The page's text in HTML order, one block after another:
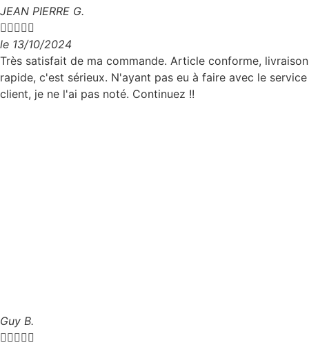
JEAN PIERRE G.

le 13/10/2024
Très satisfait de ma commande. Article conforme, livraison
rapide, c'est sérieux. N'ayant pas eu à faire avec le service
client, je ne l'ai pas noté. Continuez !!
Guy B.
